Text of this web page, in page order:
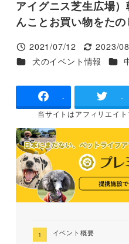
アイグニス芝生広場
んことお買い物をたの
投稿日
2021/07/12
更新日
2023/
カテゴリー
犬のイベント情報 カテ
- -
当サイトはアフィリエイ
イベント概要